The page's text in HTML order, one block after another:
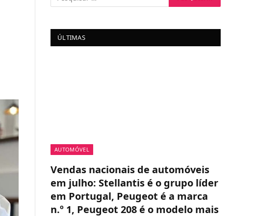
ÚLTIMAS
AUTOMÓVEL
Vendas nacionais de automóveis
em julho: Stellantis é o grupo líder
em Portugal, Peugeot é a marca
n.º 1, Peugeot 208 é o modelo mais